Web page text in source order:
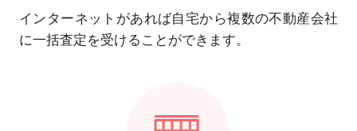
インターネットがあれば自宅から複数の不動産会社
に一括査定を受けることができます。